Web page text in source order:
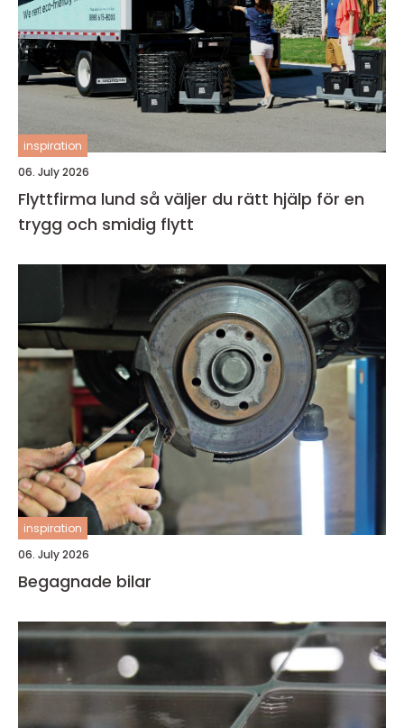
inspiration
06. July 2026
Flyttfirma lund så väljer du rätt hjälp för en
trygg och smidig flytt
inspiration
06. July 2026
Begagnade bilar